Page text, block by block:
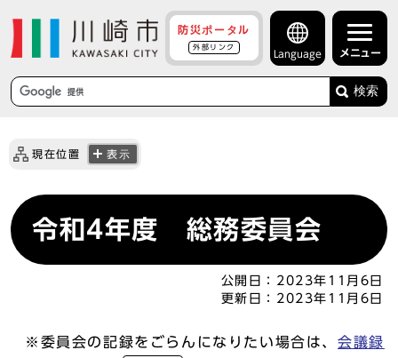
防災ポータル
外部リンク
Language メニュー
検索
現在位置 表示
令和4年度 総務委員会
公開日： 2023年11月6日
更新日： 2023年11月6日
※委員会の記録をごらんになりたい場合は、会議録